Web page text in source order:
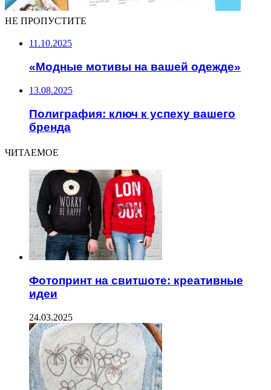
НЕ ПРОПУСТИТЕ
11.10.2025
«Модные мотивы на вашей одежде»
13.08.2025
Полиграфия: ключ к успеху вашего
бренда
ЧИТАЕМОЕ
Фотопринт на свитшоте: креативные
идеи
24.03.2025